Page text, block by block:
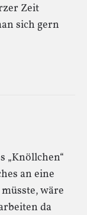
Zeit
sich gern
„Knöllchen“
an eine
wäre
da